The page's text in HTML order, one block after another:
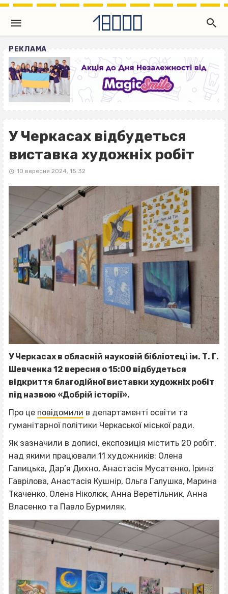
РЕКЛАМА
У Черкасах відбудеться
виставка художніх робіт
10 вересня 2024, 15:32
У Черкасах в обласній науковій бібліотеці ім. Т. Г.
Шевченка 12 вересня о 15:00 відбудеться
відкриття благодійної виставки художніх робіт
під назвою «Добрій історії».
Про це повідомили в департаменті освіти та
гуманітарної політики Черкаської міської ради.
Як зазначили в дописі, експозиція містить 20 робіт,
над якими працювали 11 художників: Олена
Галицька, Дар’я Дихно, Анастасія Мусатенко, Ірина
Гаврілова, Анастасія Кушнір, Ольга Галушка, Марина
Ткаченко, Олена Ніколюк, Анна Веретільник, Анна
Власенко та Павло Бурмиляк.